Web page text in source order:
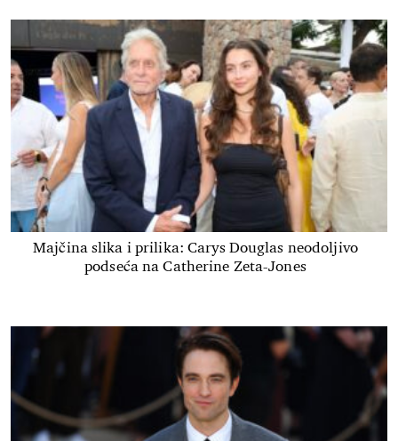
Majčina slika i prilika: Carys Douglas neodoljivo
podseća na Catherine Zeta-Jones